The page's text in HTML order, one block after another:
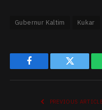
Gubernur Kaltim Kukar
Facebook Twitter
PREVIOUS